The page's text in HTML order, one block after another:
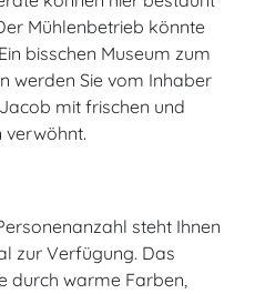
Mühlenbetrieb könnte
bisschen Museum zum
werden Sie vom Inhaber
mit frischen und
verwöhnt.
steht Ihnen
zur Verfügung. Das
durch warme Farben,